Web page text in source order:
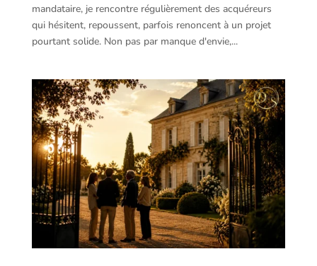
mandataire, je rencontre régulièrement des acquéreurs
qui hésitent, repoussent, parfois renoncent à un projet
pourtant solide. Non pas par manque d'envie,...